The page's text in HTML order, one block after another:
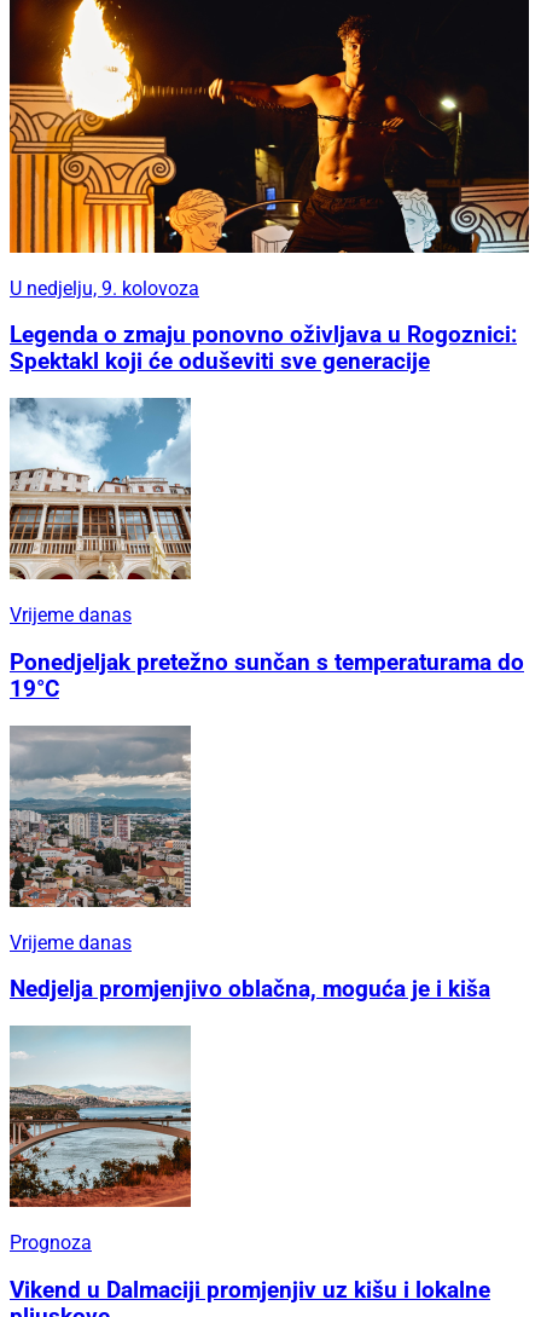
U nedjelju, 9. kolovoza
Legenda o zmaju ponovno oživljava u Rogoznici:
Spektakl koji će oduševiti sve generacije
Vrijeme danas
Ponedjeljak pretežno sunčan s temperaturama do
19°C
Vrijeme danas
Nedjelja promjenjivo oblačna, moguća je i kiša
Prognoza
Vikend u Dalmaciji promjenjiv uz kišu i lokalne